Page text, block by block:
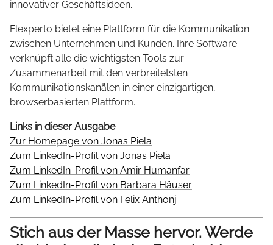
innovativer Geschäftsideen.
Flexperto bietet eine Plattform für die Kommunikation
zwischen Unternehmen und Kunden. Ihre Software
verknüpft alle die wichtigsten Tools zur
Zusammenarbeit mit den verbreitetsten
Kommunikationskanälen in einer einzigartigen,
browserbasierten Plattform.
Links in dieser Ausgabe
Zur Homepage von Jonas Piela
Zum LinkedIn-Profil von Jonas Piela
Zum LinkedIn-Profil von Amir Humanfar
Zum LinkedIn-Profil von Barbara Häuser
Zum LinkedIn-Profil von Felix Anthonj
Stich aus der Masse hervor. Werde